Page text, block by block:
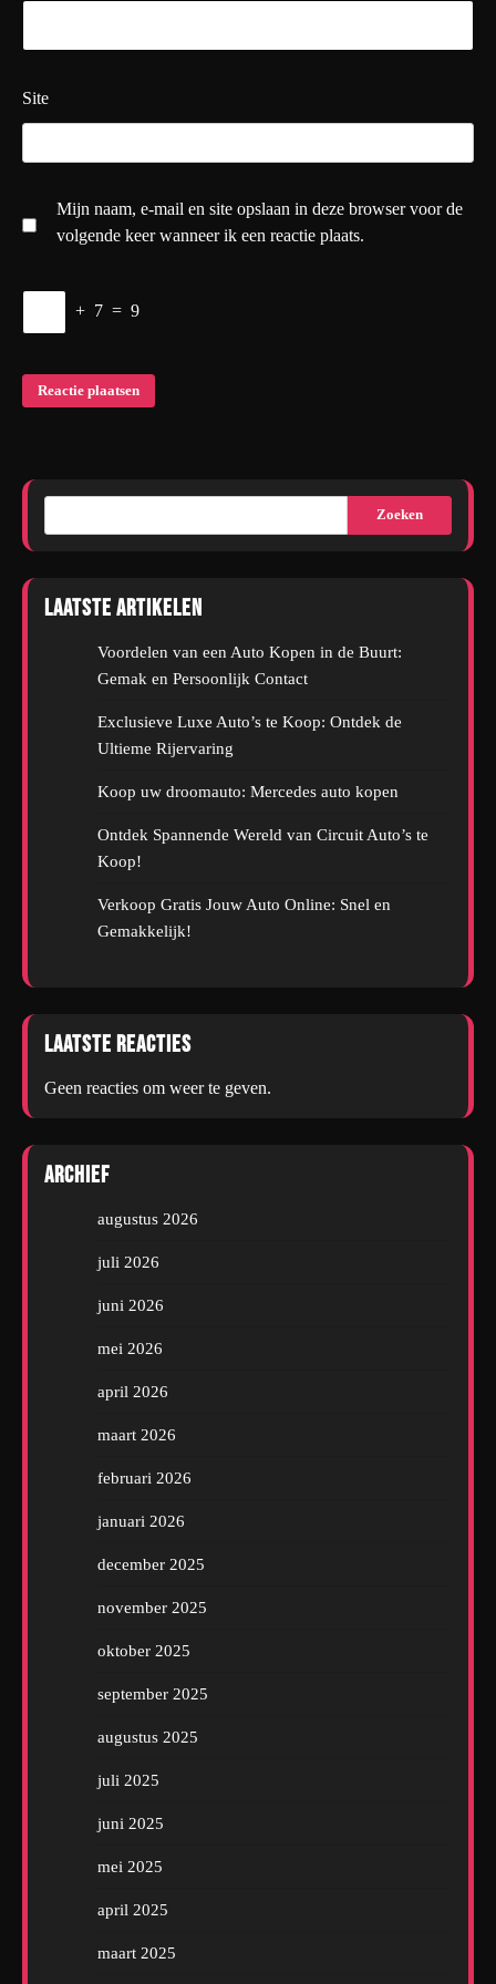
Site
Mijn naam, e-mail en site opslaan in deze browser voor de
volgende keer wanneer ik een reactie plaats.
+ 7 = 9
Zoeken
Laatste artikelen
Voordelen van een Auto Kopen in de Buurt:
Gemak en Persoonlijk Contact
Exclusieve Luxe Auto’s te Koop: Ontdek de
Ultieme Rijervaring
Koop uw droomauto: Mercedes auto kopen
Ontdek Spannende Wereld van Circuit Auto’s te
Koop!
Verkoop Gratis Jouw Auto Online: Snel en
Gemakkelijk!
Laatste reacties
Geen reacties om weer te geven.
Archief
augustus 2026
juli 2026
juni 2026
mei 2026
april 2026
maart 2026
februari 2026
januari 2026
december 2025
november 2025
oktober 2025
september 2025
augustus 2025
juli 2025
juni 2025
mei 2025
april 2025
maart 2025